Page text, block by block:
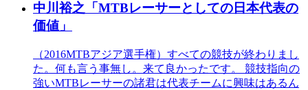
中川裕之「MTBレーサーとしての日本代表の
価値」
（2016MTBアジア選手権）すべての競技が終わりまし
た。何も言う事無し。来て良かったです。 競技指向の
強いMTBレーサーの諸君は代表チームに興味はあるん